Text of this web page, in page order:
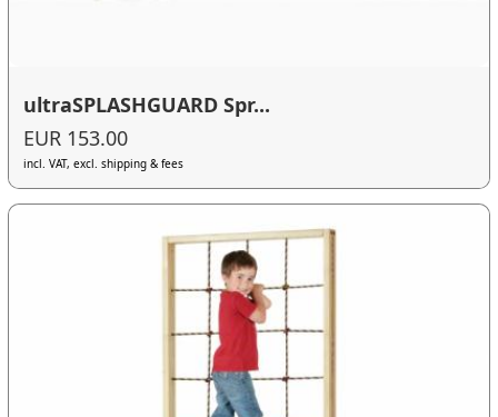
ultraSPLASHGUARD Spr...
EUR 153.00
incl. VAT, excl. shipping & fees